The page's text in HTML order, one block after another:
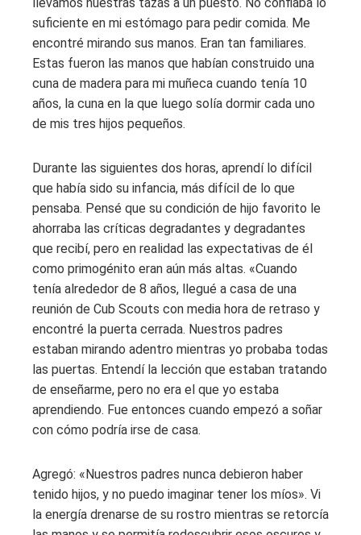
llevamos nuestras tazas a un puesto. No confiaba lo
suficiente en mi estómago para pedir comida. Me
encontré mirando sus manos. Eran tan familiares.
Estas fueron las manos que habían construido una
cuna de madera para mi muñeca cuando tenía 10
años, la cuna en la que luego solía dormir cada uno
de mis tres hijos pequeños.
Durante las siguientes dos horas, aprendí lo difícil
que había sido su infancia, más difícil de lo que
pensaba. Pensé que su condición de hijo favorito le
ahorraba las críticas degradantes y degradantes
que recibí, pero en realidad las expectativas de él
como primogénito eran aún más altas. «Cuando
tenía alrededor de 8 años, llegué a casa de una
reunión de Cub Scouts con media hora de retraso y
encontré la puerta cerrada. Nuestros padres
estaban mirando adentro mientras yo probaba todas
las puertas. Entendí la lección que estaban tratando
de enseñarme, pero no era el que yo estaba
aprendiendo. Fue entonces cuando empezó a soñar
con cómo podría irse de casa.
Agregó: «Nuestros padres nunca debieron haber
tenido hijos, y no puedo imaginar tener los míos». Vi
la energía drenarse de su rostro mientras se retorcía